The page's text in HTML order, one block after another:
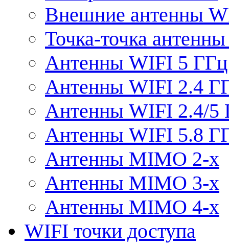
Внешние антенны
Точка-точка
Антенны WIFI 5 ГГц
Антенны WIFI 2.4
Антенны WIFI 2.4/5
Антенны WIFI 5.8
Антенны MIMO 2-x
Антенны MIMO 3-x
Антенны MIMO 4-x
WIFI точки доступа